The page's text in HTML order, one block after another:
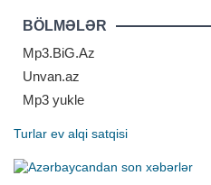
verilib. Pensiyaçılar pensiyalarını
plastik kartlar vasitəsilə müvafiq
bankları
BÖLMƏLƏR
Mp3.BiG.Az
Unvan.az
Mp3 yukle
Turlar ev alqi satqisi